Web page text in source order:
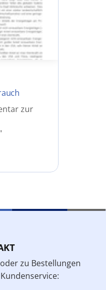
zur
zu Bestellungen